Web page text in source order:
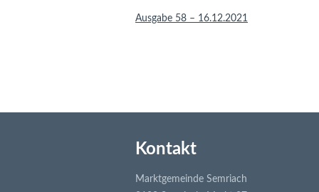
Ausgabe 58 – 16.12.2021
Kontakt
Marktgemeinde Semriach